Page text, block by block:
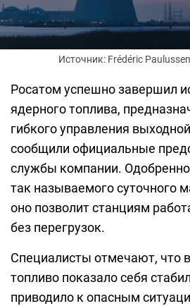
Источник: Frédéric
Росатом успешно завершил
ядерного топлива,
гибкого управления
сообщили официальные
службы компании.
так называемого суточного
оно позволит станциям
без перегрузок.
Специалисты отмечают, что
топливо показало себя
приводило к опасным